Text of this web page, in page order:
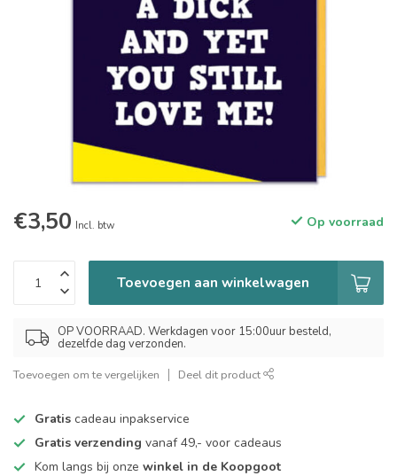
€3,50 Incl. btw Op voorraad
Toevoegen aan winkelwagen
OP VOORRAAD. Werkdagen voor 15:00uur besteld,
dezelfde dag verzonden.
Toevoegen om te vergelijken Deel dit product
Gratis cadeau inpakservice
Gratis verzending vanaf 49,- voor cadeaus
Kom langs bij onze winkel in de Koopgoot